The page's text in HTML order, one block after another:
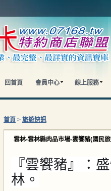
回首頁 會員中心 線上服務
首頁 > 旅遊快訊
雲林-雲林縣肉品市場-雲饗豬(國民
『雲饗豬』：
林。